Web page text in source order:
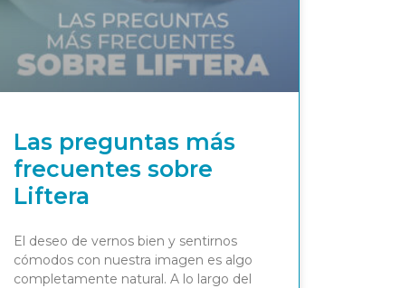
Las preguntas más
frecuentes sobre
Liftera
El deseo de vernos bien y sentirnos
cómodos con nuestra imagen es algo
completamente natural. A lo largo del